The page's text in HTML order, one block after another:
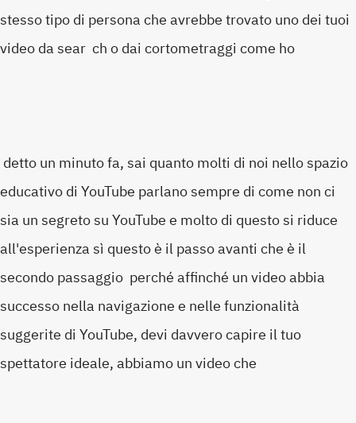
stesso tipo di persona che avrebbe trovato uno dei tuoi
video da sear ch o dai cortometraggi come ho
detto un minuto fa, sai quanto molti di noi nello spazio
educativo di YouTube parlano sempre di come non ci
sia un segreto su YouTube e molto di questo si riduce
all'esperienza sì questo è il passo avanti che è il
secondo passaggio perché affinché un video abbia
successo nella navigazione e nelle funzionalità
suggerite di YouTube, devi davvero capire il tuo
spettatore ideale, abbiamo un video che